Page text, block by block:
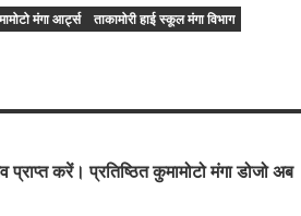
मंगा आर्ट्स ताकामोरी हाई स्कूल मंगा विभाग
करें। प्रतिष्ठित कुमामोटो मंगा डोजो अब